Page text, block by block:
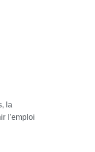
la
l’emploi